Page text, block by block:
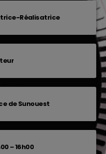
Réalisatrice
de Sunouest
– 16h00